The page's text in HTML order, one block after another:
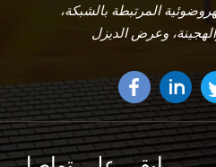
المرتبطة بالشبكة،